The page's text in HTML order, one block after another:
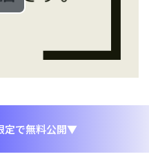
定で無料公開▼